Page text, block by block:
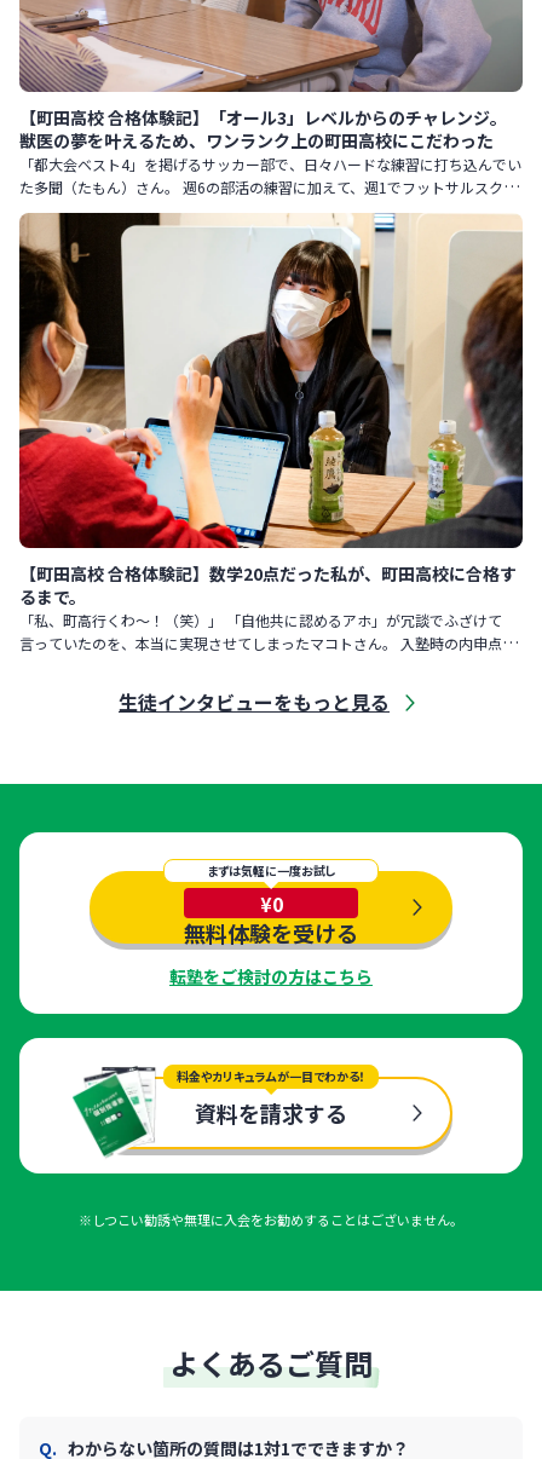
【町田高校 合格体験記】「オール3」レベルからのチャレンジ。
獣医の夢を叶えるため、ワンランク上の町田高校にこだわった
「都大会ベスト4」を掲げるサッカー部で、日々ハードな練習に打ち込んでい
た多聞（たもん）さん。 週6の部活の練習に加えて、週1でフットサルスクー
ルにも通っていたといいます。 お母さまは「入塾当時は中1の
【町田高校 合格体験記】数学20点だった私が、町田高校に合格す
るまで。
「私、町高行くわ〜！（笑）」 「自他共に認めるアホ」が冗談でふざけて
言っていたのを、本当に実現させてしまったマコトさん。 入塾時の内申点
生徒インタビューをもっと見る
まずは気軽に一度お試し
¥0
無料体験を受ける
転塾をご検討の方はこちら
料金やカリキュラムが一目でわかる！
資料を請求する
※しつこい勧誘や無理に入会をお勧めすることはございません。
よくあるご質問
わからない箇所の質問は1対1でできますか？